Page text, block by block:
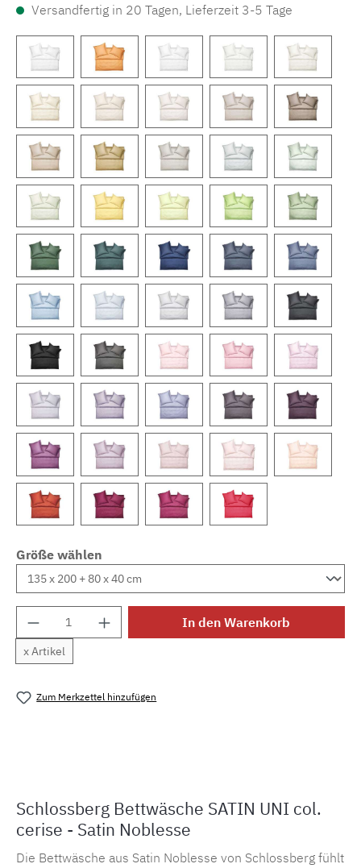
Versandfertig in 20 Tagen, Lieferzeit 3-5 Tage
Größe wählen
Produkt Anzahl: Gib den gewünschten
x Artikel
In den Warenkorb
Zum Merkzettel hinzufügen
Schlossberg Bettwäsche SATIN UNI col.
cerise - Satin Noblesse
Die Bettwäsche aus Satin Noblesse von Schlossberg fühlt